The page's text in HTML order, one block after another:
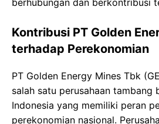
berhubungan dan berkontribusi
Kontribusi PT Golden
terhadap Perekonomian
PT Golden Energy Mines Tbk
salah satu perusahaan tambang
Indonesia yang memiliki peran
perekonomian nasional.